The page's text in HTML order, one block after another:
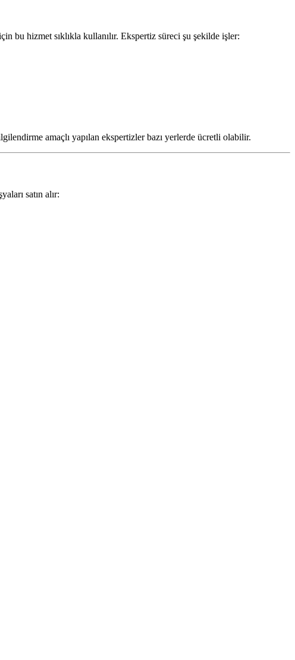
bu hizmet sıklıkla kullanılır. Ekspertiz süreci şu şekilde işler:
amaçlı yapılan ekspertizler bazı yerlerde ücretli olabilir.
satın alır: